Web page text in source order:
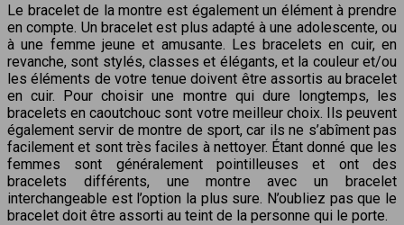
Le bracelet de la montre est également un élément à prendre
en compte. Un bracelet est plus adapté à une adolescente, ou
à une femme jeune et amusante. Les bracelets en cuir, en
revanche, sont stylés, classes et élégants, et la couleur et/ou
les éléments de votre tenue doivent être assortis au bracelet
en cuir. Pour choisir une montre qui dure longtemps, les
bracelets en caoutchouc sont votre meilleur choix. Ils peuvent
également servir de montre de sport, car ils ne s’abîment pas
facilement et sont très faciles à nettoyer. Étant donné que les
femmes sont généralement pointilleuses et ont des
bracelets différents, une montre avec un bracelet
interchangeable est l’option la plus sure. N’oubliez pas que le
bracelet doit être assorti au teint de la personne qui le porte.